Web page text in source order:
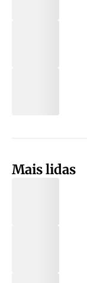
Mais lidas